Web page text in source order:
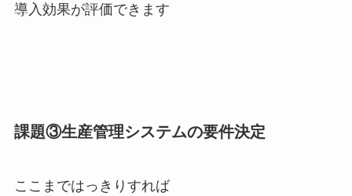
導入効果が評価できます
課題③生産管理システムの要件決定
ここまではっきりすれば